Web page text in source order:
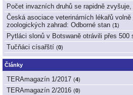
Počet invazních druhů se rapidně
Česká asociace veterinárních lékařů
zoologických zahrad: Odborné stan (1 )
Pytláci slonů v Botswaně otrávili přes 500
Tučňáci císařští (0)
Články
TERAmagazín 1/2017 (4)
TERAmagazín 2/2016 (0)